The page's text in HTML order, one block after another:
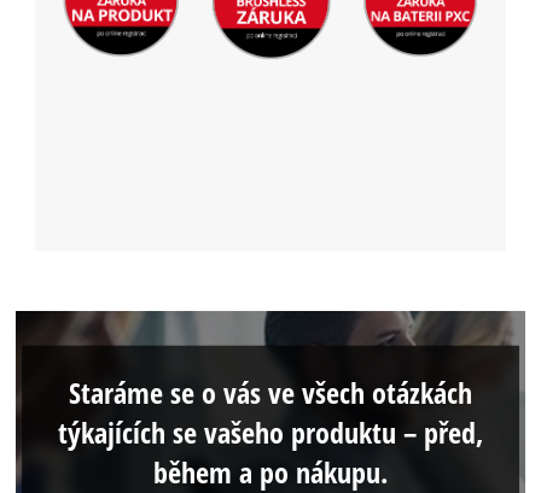
Staráme se o vás ve všech otázkách
týkajících se vašeho produktu – před,
během a po nákupu.